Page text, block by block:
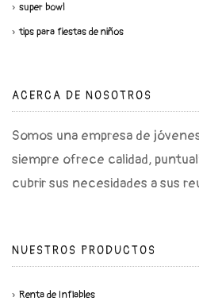
super bowl
tips para fiestas de niños
ACERCA DE NOSOTROS
Somos una empresa de
siempre ofrece calidad,
cubrir sus necesidades a sus
NUESTROS PRODUCTOS
Renta de Inflables